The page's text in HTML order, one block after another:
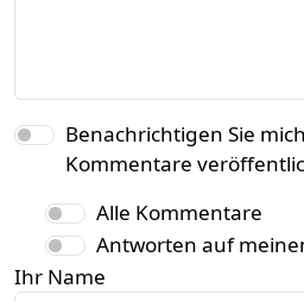
Benachrichtigen Sie
Kommentare
Alle Kommentare
Antworten auf
Ihr Name